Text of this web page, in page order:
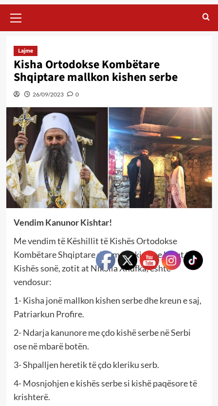
Menu
Lajme
Kisha Ortodokse Kombëtare
Shqiptare mallkon kishen serbe
26/09/2023 0
Vendim Kanunor Kishtar!
Me vendim të Këshillit të Kishës Ortodokse
Kombëtare Shqiptare dhe me bekimin e kreut të
Kishës sonë, zotit at Nikolla Xhufka, është
vendosur:
1- Kisha jonë mallkon kishen serbe dhe kreun e saj,
Patriarkun Profire.
2- Ndarja kanunore me çdo kishë serbe në Serbi
ose në mbarë botën.
3- Shpalljen heretik të çdo kleriku serb.
4- Mosnjohjen e kishës serbe si kishë paqësore të
krishterë.